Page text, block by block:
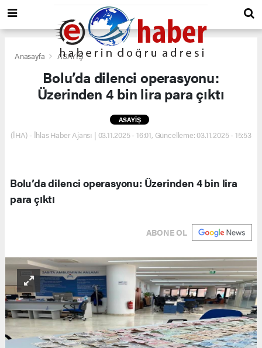
Anasayfa ASAYİŞ
Bolu’da dilenci operasyonu:
Üzerinden 4 bin lira para çıktı
ASAYİŞ
(İHA) - İhlas Haber Ajansı | 03.11.2025 - 16:01, Güncelleme: 03.11.2025 - 15:53
Bolu’da dilenci operasyonu: Üzerinden 4 bin lira
para çıktı
ABONE OL